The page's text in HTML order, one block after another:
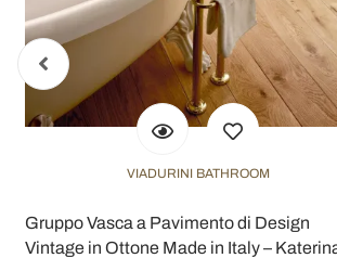
VIADURINI BATHROOM
Gruppo Vasca a Pavimento di Design
Vintage in Ottone Made in Italy –